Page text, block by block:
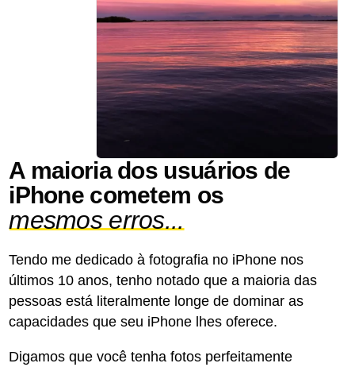
A maioria dos usuários de
iPhone cometem os
mesmos erros...
Tendo me dedicado à fotografia no iPhone nos
últimos 10 anos, tenho notado que a maioria das
pessoas está literalmente longe de dominar as
capacidades que seu iPhone lhes oferece.
Digamos que você tenha fotos perfeitamente